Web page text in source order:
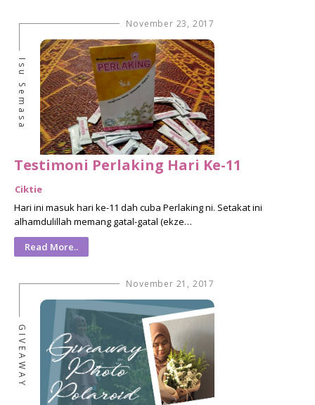
November 23, 2017
Isu Semasa
Testimoni Perlaking Hari Ke-11
Ciktie
Hari ini masuk hari ke-11 dah cuba Perlaking ni. Setakat ini
alhamdulillah memang gatal-gatal (ekze…
Read More..
November 21, 2017
GIVEAWAY